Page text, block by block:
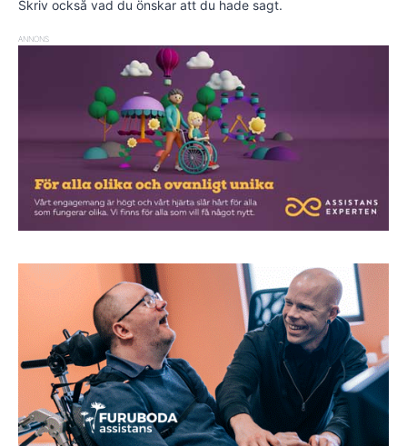
Skriv också vad du önskar att du hade sagt.
ANNONS